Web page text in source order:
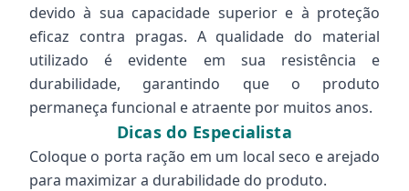
devido à sua capacidade superior e à proteção
eficaz contra pragas. A qualidade do material
utilizado é evidente em sua resistência e
durabilidade, garantindo que o produto
permaneça funcional e atraente por muitos anos.
Dicas do Especialista
Coloque o porta ração em um local seco e arejado
para maximizar a durabilidade do produto.